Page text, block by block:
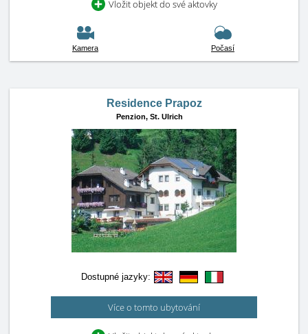
Vložit objekt do své aktovky
Kamera Počasí
Residence Prapoz
Penzion, St. Ulrich
Dostupné jazyky:
Více o tomto ubytování